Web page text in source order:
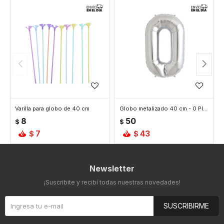
Varilla para globo de 40 cm
$ 8
$ 7
Globo metalizado 40 cm - 0 Plata
$ 50
$ 43
Newsletter
¡Suscribite y recibí todas nuestras novedades!
SUSCRIBIRME